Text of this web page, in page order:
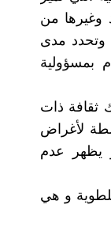
وغيرها من
وتحدد مدى
بمسؤولية
ثقافة ذات
لأغراض
يظهر عدم
و هي